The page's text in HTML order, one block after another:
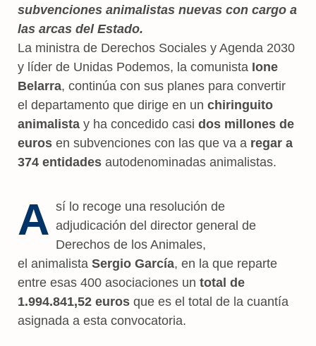
subvenciones animalistas nuevas con cargo a
las arcas del Estado.
La ministra de Derechos Sociales y Agenda 2030
y líder de Unidas Podemos, la comunista Ione
Belarra, continúa con sus planes para convertir
el departamento que dirige en un chiringuito
animalista y ha concedido casi dos millones de
euros en subvenciones con las que va a regar a
374 entidades autodenominadas animalistas.
A sí lo recoge una resolución de
adjudicación del director general de
Derechos de los Animales,
el animalista Sergio García, en la que reparte
entre esas 400 asociaciones un total de
1.994.841,52 euros que es el total de la cuantía
asignada a esta convocatoria.